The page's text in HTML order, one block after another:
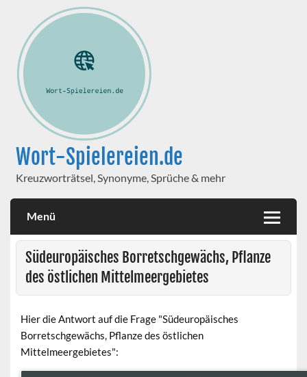
Wort-Spielereien.de
Kreuzworträtsel, Synonyme, Sprüche & mehr
Menü
Südeuropäisches Borretschgewächs, Pflanze
des östlichen Mittelmeergebietes
Hier die Antwort auf die Frage "Südeuropäisches
Borretschgewächs, Pflanze des östlichen
Mittelmeergebietes":